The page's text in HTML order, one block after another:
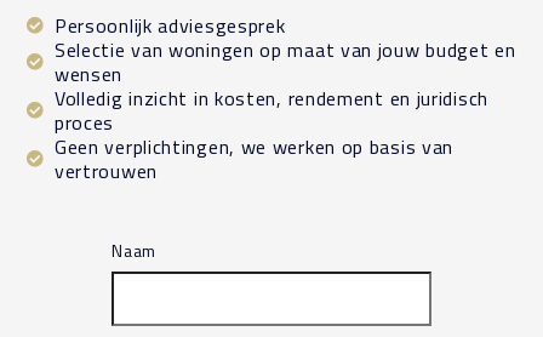
Persoonlijk adviesgesprek
Selectie van woningen op maat van jouw budget en
wensen
Volledig inzicht in kosten, rendement en juridisch
proces
Geen verplichtingen, we werken op basis van
vertrouwen
Naam